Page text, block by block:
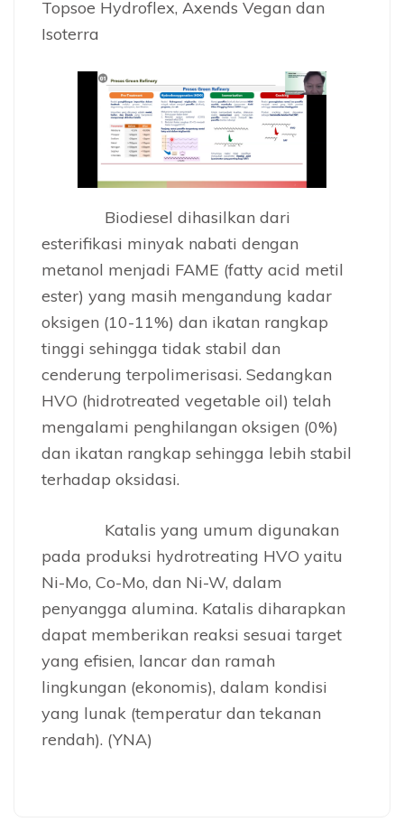
Topsoe Hydroflex, Axends Vegan dan
Isoterra
Biodiesel dihasilkan dari
esterifikasi minyak nabati dengan
metanol menjadi FAME (fatty acid metil
ester) yang masih mengandung kadar
oksigen (10-11%) dan ikatan rangkap
tinggi sehingga tidak stabil dan
cenderung terpolimerisasi. Sedangkan
HVO (hidrotreated vegetable oil) telah
mengalami penghilangan oksigen (0%)
dan ikatan rangkap sehingga lebih stabil
terhadap oksidasi.
Katalis yang umum digunakan
pada produksi hydrotreating HVO yaitu
Ni-Mo, Co-Mo, dan Ni-W, dalam
penyangga alumina. Katalis diharapkan
dapat memberikan reaksi sesuai target
yang efisien, lancar dan ramah
lingkungan (ekonomis), dalam kondisi
yang lunak (temperatur dan tekanan
rendah). (YNA)